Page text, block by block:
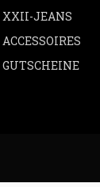
XXII-JEANS
ACCESSOIRES
GUTSCHEINE